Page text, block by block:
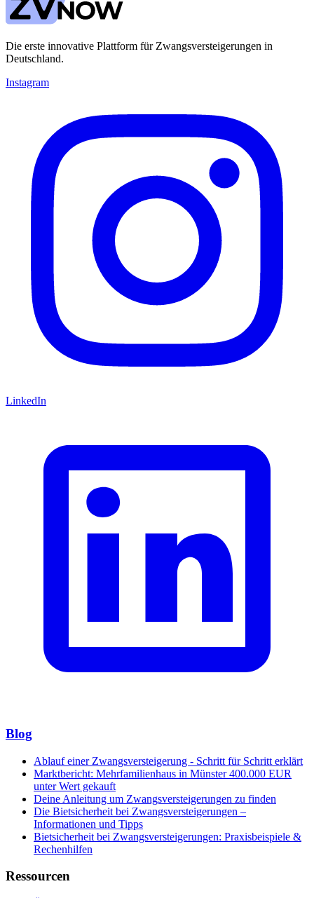
Die erste innovative Plattform für Zwangsversteigerungen in
Deutschland.
Instagram
LinkedIn
Blog
Ablauf einer Zwangsversteigerung - Schritt für Schritt erklärt
Marktbericht: Mehrfamilienhaus in Münster 400.000 EUR
unter Wert gekauft
Deine Anleitung um Zwangsversteigerungen zu finden
Die Bietsicherheit bei Zwangsversteigerungen –
Informationen und Tipps
Bietsicherheit bei Zwangsversteigerungen: Praxisbeispiele &
Rechenhilfen
Ressourcen